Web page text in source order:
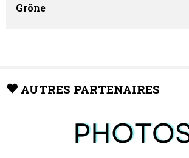
Grône
AUTRES PARTENAIRES